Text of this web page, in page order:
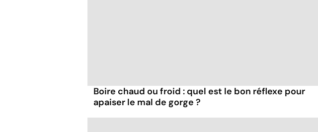
Boire chaud ou froid : quel est le bon réflexe pour
apaiser le mal de gorge ?